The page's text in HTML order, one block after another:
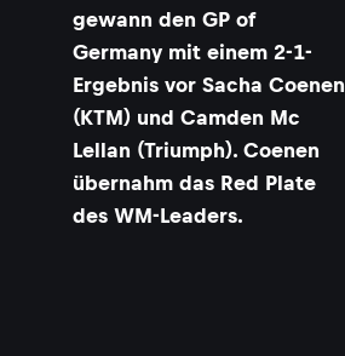
gewann den GP of
Germany mit einem 2-1-
Ergebnis vor Sacha Coenen
(KTM) und Camden Mc
Lellan (Triumph). Coenen
übernahm das Red Plate
des WM-Leaders.